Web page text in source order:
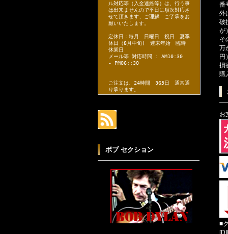
番
外
破
が
そ
万
円
損
購
お
■
ル対応等（入金連絡等）は、行う事
は出来ませんので平日に順次対応さ
せて頂きます、ご理解 ご了承をお
願いいたします。
定休日：毎月 日曜日 祝日 夏季
休日（8月中旬) 連末年始 臨時
休業日
メール等 対応時間 : AM10:30
- PM06::30
ご注文は、24時間 365日 通常通
り承ります。
ボブ セクション